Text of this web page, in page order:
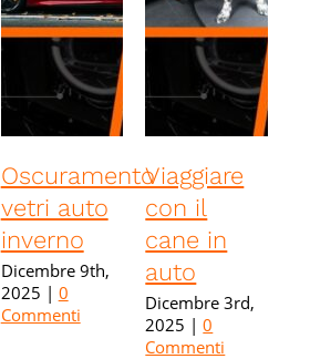
Oscuramento
vetri auto
inverno
Dicembre 9th,
2025 | 0
Commenti
Viaggiare
con il
cane in
auto
Dicembre 3rd,
2025 | 0
Commenti